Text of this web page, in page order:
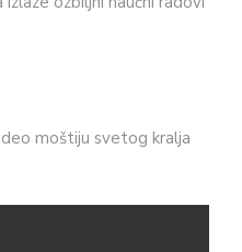
moštiju svetog kralja